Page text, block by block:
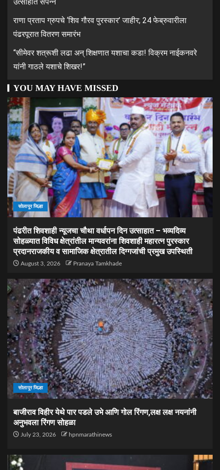
राणा प्रताप ग्रुपचे ‘शिव गौरव पुरस्कार’ जाहीर; 24 फेब्रुवारीला
पंढरपूरात वितरण समारंभ
“सीमेवर शत्रूशी लढा अन् शिक्षणात यशाचा कडा! विक्रम नाईकनवरे
यांनी गाठले यशाचे शिखर!”
YOU MAY HAVE MISSED
सोलापूर जिल्हा
पंढरीत शिवशाही न्यूजचा चौथा वर्धापन दिन उत्साहात – भव्यदिव्य
सोहळ्यात विविध क्षेत्रांतील मान्यवरांना शिवशाही महारत्न पुरस्कार
प्रदानराजकीय व सामाजिक क्षेत्रातील दिग्गजांची प्रमुख उपस्थिती
August 3, 2026 Pranaya Tamkhade
सोलापूर जिल्हा
बाजीराव विहीर येथे पार पडले उभे आणि गोल रिंगण,लक्ष लक्ष नयनांनी
अनुभवला रिंगण सोहळा
July 23, 2026 hpnmarathinews